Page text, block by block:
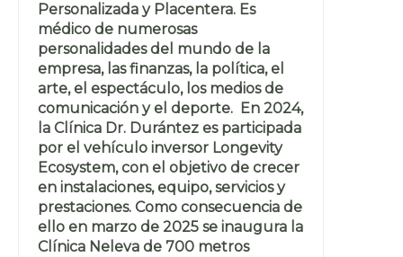
Personalizada y Placentera. Es
médico de numerosas
personalidades del mundo de la
empresa, las finanzas, la política, el
arte, el espectáculo, los medios de
comunicación y el deporte. En 2024,
la Clínica Dr. Durántez es participada
por el vehículo inversor Longevity
Ecosystem, con el objetivo de crecer
en instalaciones, equipo, servicios y
prestaciones. Como consecuencia de
ello en marzo de 2025 se inaugura la
Clínica Neleva de 700 metros